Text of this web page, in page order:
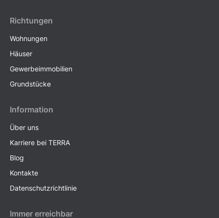
Richtungen
Wohnungen
Häuser
Gewerbeimmobilien
Grundstücke
Information
Über uns
Karriere bei TERRA
Blog
Kontakte
Datenschutzrichtlinie
Immer erreichbar